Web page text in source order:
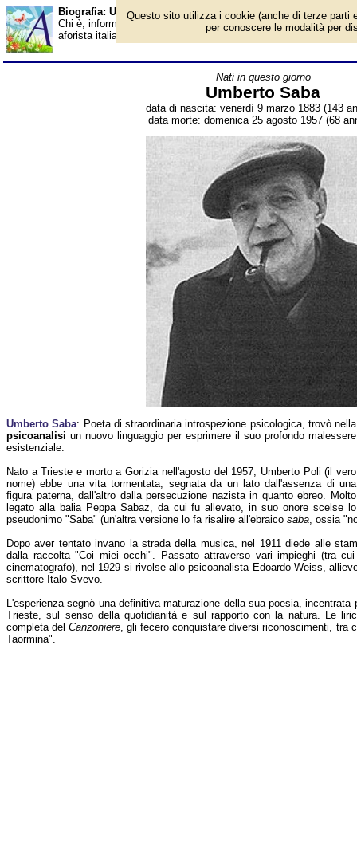
Biografia: Umberto Saba - Almanacco
Chi è, informazioni, foto, qual è la data di nascita, dove è nato,
aforista italiano. Breve biografia. Voce dell'Almanacco.
Nati in questo giorno
Umberto Saba
data di nascita: venerdì 9 marzo 1883 (143
data morte: domenica 25 agosto 1957 (68
Umberto Saba: Poeta di straordinaria introspezione psicologica, trovò nella
psicoanalisi un nuovo linguaggio per esprimere il suo profondo malessere
esistenziale.
Nato a Trieste e morto a Gorizia nell'agosto del 1957, Umberto Poli (il vero
nome) ebbe una vita tormentata, segnata da un lato dall'assenza di una
figura paterna, dall'altro dalla persecuzione nazista in quanto ebreo. Molto
legato alla balia Peppa Sabaz, da cui fu allevato, in suo onore scelse lo
pseudonimo "Saba" (un'altra versione lo fa risalire all'ebraico saba, ossia
Dopo aver tentato invano la strada della musica, nel 1911 diede alle
dalla raccolta "Coi miei occhi". Passato attraverso vari impieghi (tra
cinematografo), nel 1929 si rivolse allo psicoanalista Edoardo Weiss,
scrittore Italo Svevo.
L'esperienza segnò una definitiva maturazione della sua poesia,
Trieste, sul senso della quotidianità e sul rapporto con la natura. Le
completa delCanzoniere, gli fecero conquistare diversi riconoscimenti, tra
Taormina".
Questo sito utilizza i cookie (anche di terze parti
per conoscere le modalità per